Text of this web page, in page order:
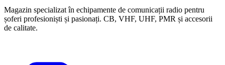
Magazin specializat în echipamente de comunicații radio pentru
șoferi profesioniști și pasionați. CB, VHF, UHF, PMR și accesorii
de calitate.